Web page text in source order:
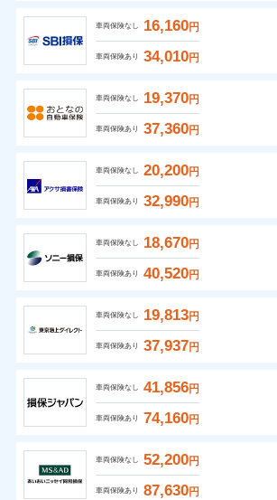
車両保険なし 16,160円
車両保険あり 34,010円
車両保険なし 19,370円
車両保険あり 37,360円
車両保険なし 20,200円
車両保険あり 32,990円
車両保険なし 18,670円
車両保険あり 40,520円
車両保険なし 19,813円
車両保険あり 37,937円
車両保険なし 41,856円
車両保険あり 74,160円
車両保険なし 52,200円
車両保険あり 87,630円